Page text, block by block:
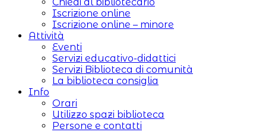
Iscrizione online
Iscrizione online – minore
Attività
Eventi
Servizi educativo-didattici
Servizi Biblioteca di comunità
La biblioteca consiglia
Info
Orari
Utilizzo spazi biblioteca
Persone e contatti